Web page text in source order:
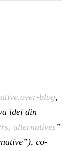
blog,
idei din
alternatives”
co-